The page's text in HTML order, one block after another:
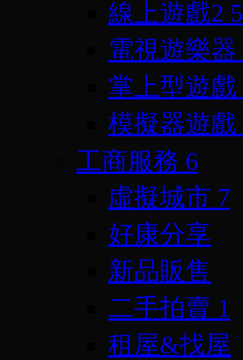
線上遊戲2 5
電視遊樂器
掌上型遊戲
模擬器遊戲
工商服務 6
虛擬城市 7
好康分享
新品販售
二手拍賣 1
租屋&找屋